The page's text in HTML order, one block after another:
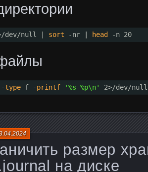
/dev/null sort -nr | head -n 20
type f -printf '%s %p\n' 2>/dev/null
размер
на диске